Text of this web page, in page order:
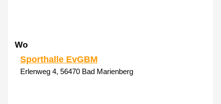
Wo
Sporthalle EvGBM
Erlenweg 4, 56470 Bad Marienberg